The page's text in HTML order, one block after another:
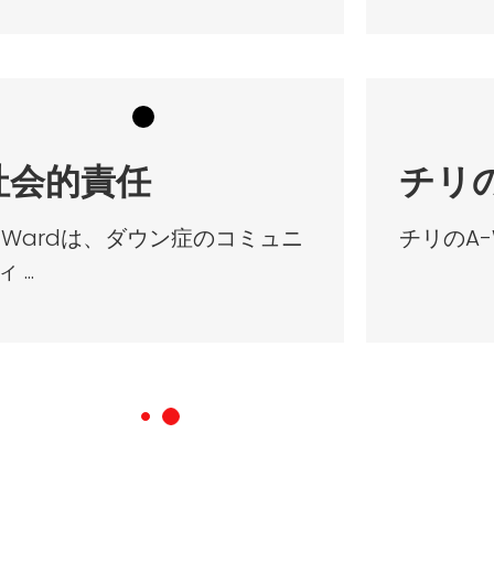
会的責任
は、ダウン症のコミュニ
...
チリ
チリのA-